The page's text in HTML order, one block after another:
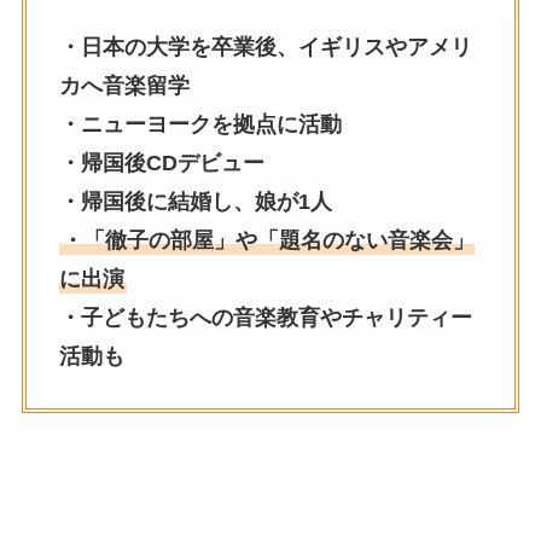
・日本の大学を卒業後、イギリスやアメリ
カへ音楽留学
・ニューヨークを拠点に活動
・帰国後CDデビュー
・帰国後に結婚し、娘が1人
・「徹子の部屋」や「題名のない音楽会」
に出演
・子どもたちへの音楽教育やチャリティー
活動も